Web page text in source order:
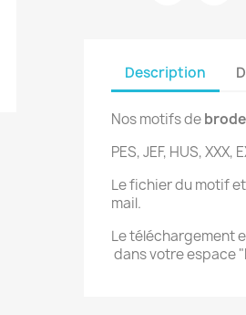
Description
Nos motifs de
PES, JEF, HUS, XXX,
Le fichier du motif
mail.
Le téléchargement
dans votre espace